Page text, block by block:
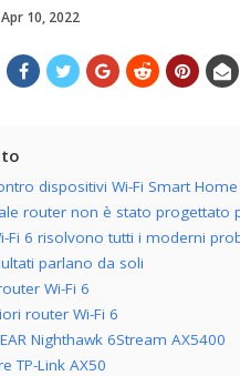
Apr 10, 2022
dispositivi Wi-Fi Smart Home
router non è stato progettato
Fi 6 risolvono tutti i moderni
parlano da soli
Wi-Fi 6
router Wi-Fi 6
Nighthawk 6Stream AX5400
TP-Link AX50